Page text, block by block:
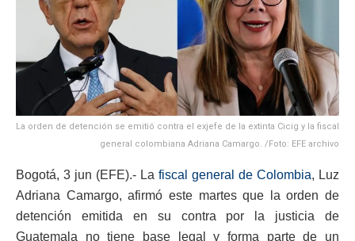
La orden de detención se emitió contra el exjefe de la extinta Cicig y la fiscal
general colombiana Adriana Camargo. /Foto: EFE archivo
Bogotá, 3 jun (EFE).- La fiscal general de Colombia, Luz
Adriana Camargo, afirmó este martes que la orden de
detención emitida en su contra por la justicia de
Guatemala no tiene base legal y forma parte de un